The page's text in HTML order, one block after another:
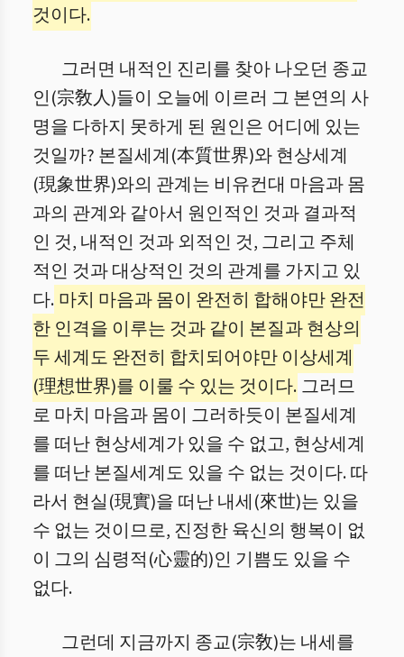
것이다.
그러면 내적인 진리를 찾아 나오던 종교
인(宗敎人)들이 오늘에 이르러 그 본연의 사
명을 다하지 못하게 된 원인은 어디에 있는
것일까? 본질세계(本質世界)와 현상세계
(現象世界)와의 관계는 비유컨대 마음과 몸
과의 관계와 같아서 원인적인 것과 결과적
인 것, 내적인 것과 외적인 것, 그리고 주체
적인 것과 대상적인 것의 관계를 가지고 있
다. 마치 마음과 몸이 완전히 합해야만 완전
한 인격을 이루는 것과 같이 본질과 현상의
두 세계도 완전히 합치되어야만 이상세계
(理想世界)를 이룰 수 있는 것이다. 그러므
로 마치 마음과 몸이 그러하듯이 본질세계
를 떠난 현상세계가 있을 수 없고, 현상세계
를 떠난 본질세계도 있을 수 없는 것이다. 따
라서 현실(現實)을 떠난 내세(來世)는 있을
수 없는 것이므로, 진정한 육신의 행복이 없
이 그의 심령적(心靈的)인 기쁨도 있을 수
없다.
그런데 지금까지 종교(宗敎)는 내세를